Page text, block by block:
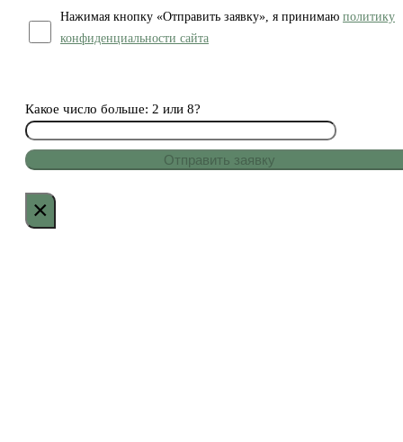
Нажимая кнопку «Отправить заявку», я принимаю политику
конфиденциальности сайта
Какое число больше: 2 или 8?
×